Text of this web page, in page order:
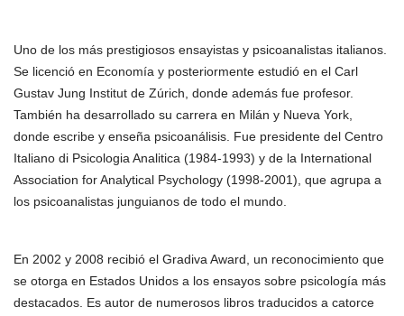
Uno de los más prestigiosos ensayistas y psicoanalistas italianos.
Se licenció en Economía y posteriormente estudió en el Carl
Gustav Jung Institut de Zúrich, donde además fue profesor.
También ha desarrollado su carrera en Milán y Nueva York,
donde escribe y enseña psicoanálisis. Fue presidente del Centro
Italiano di Psicologia Analitica (1984-1993) y de la International
Association for Analytical Psychology (1998-2001), que agrupa a
los psicoanalistas junguianos de todo el mundo.
En 2002 y 2008 recibió el Gradiva Award, un reconocimiento que
se otorga en Estados Unidos a los ensayos sobre psicología más
destacados. Es autor de numerosos libros traducidos a catorce